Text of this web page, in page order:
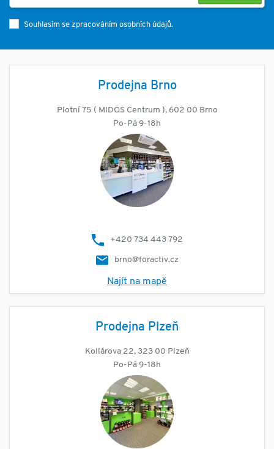
Souhlasím se zpracováním osobních údajů.
Prodejna Brno
Plotní 75 ( MIDOS Centrum ), 602 00 Brno
Po-Pá 9-18h
+420 734 443 792
brno@foractiv.cz
Najít na mapě
Prodejna Plzeň
Kollárova 22, 323 00 Plzeň
Po-Pá 9-18h